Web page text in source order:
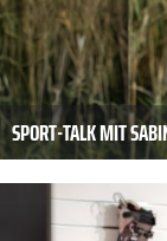
SPORT-TALK MIT